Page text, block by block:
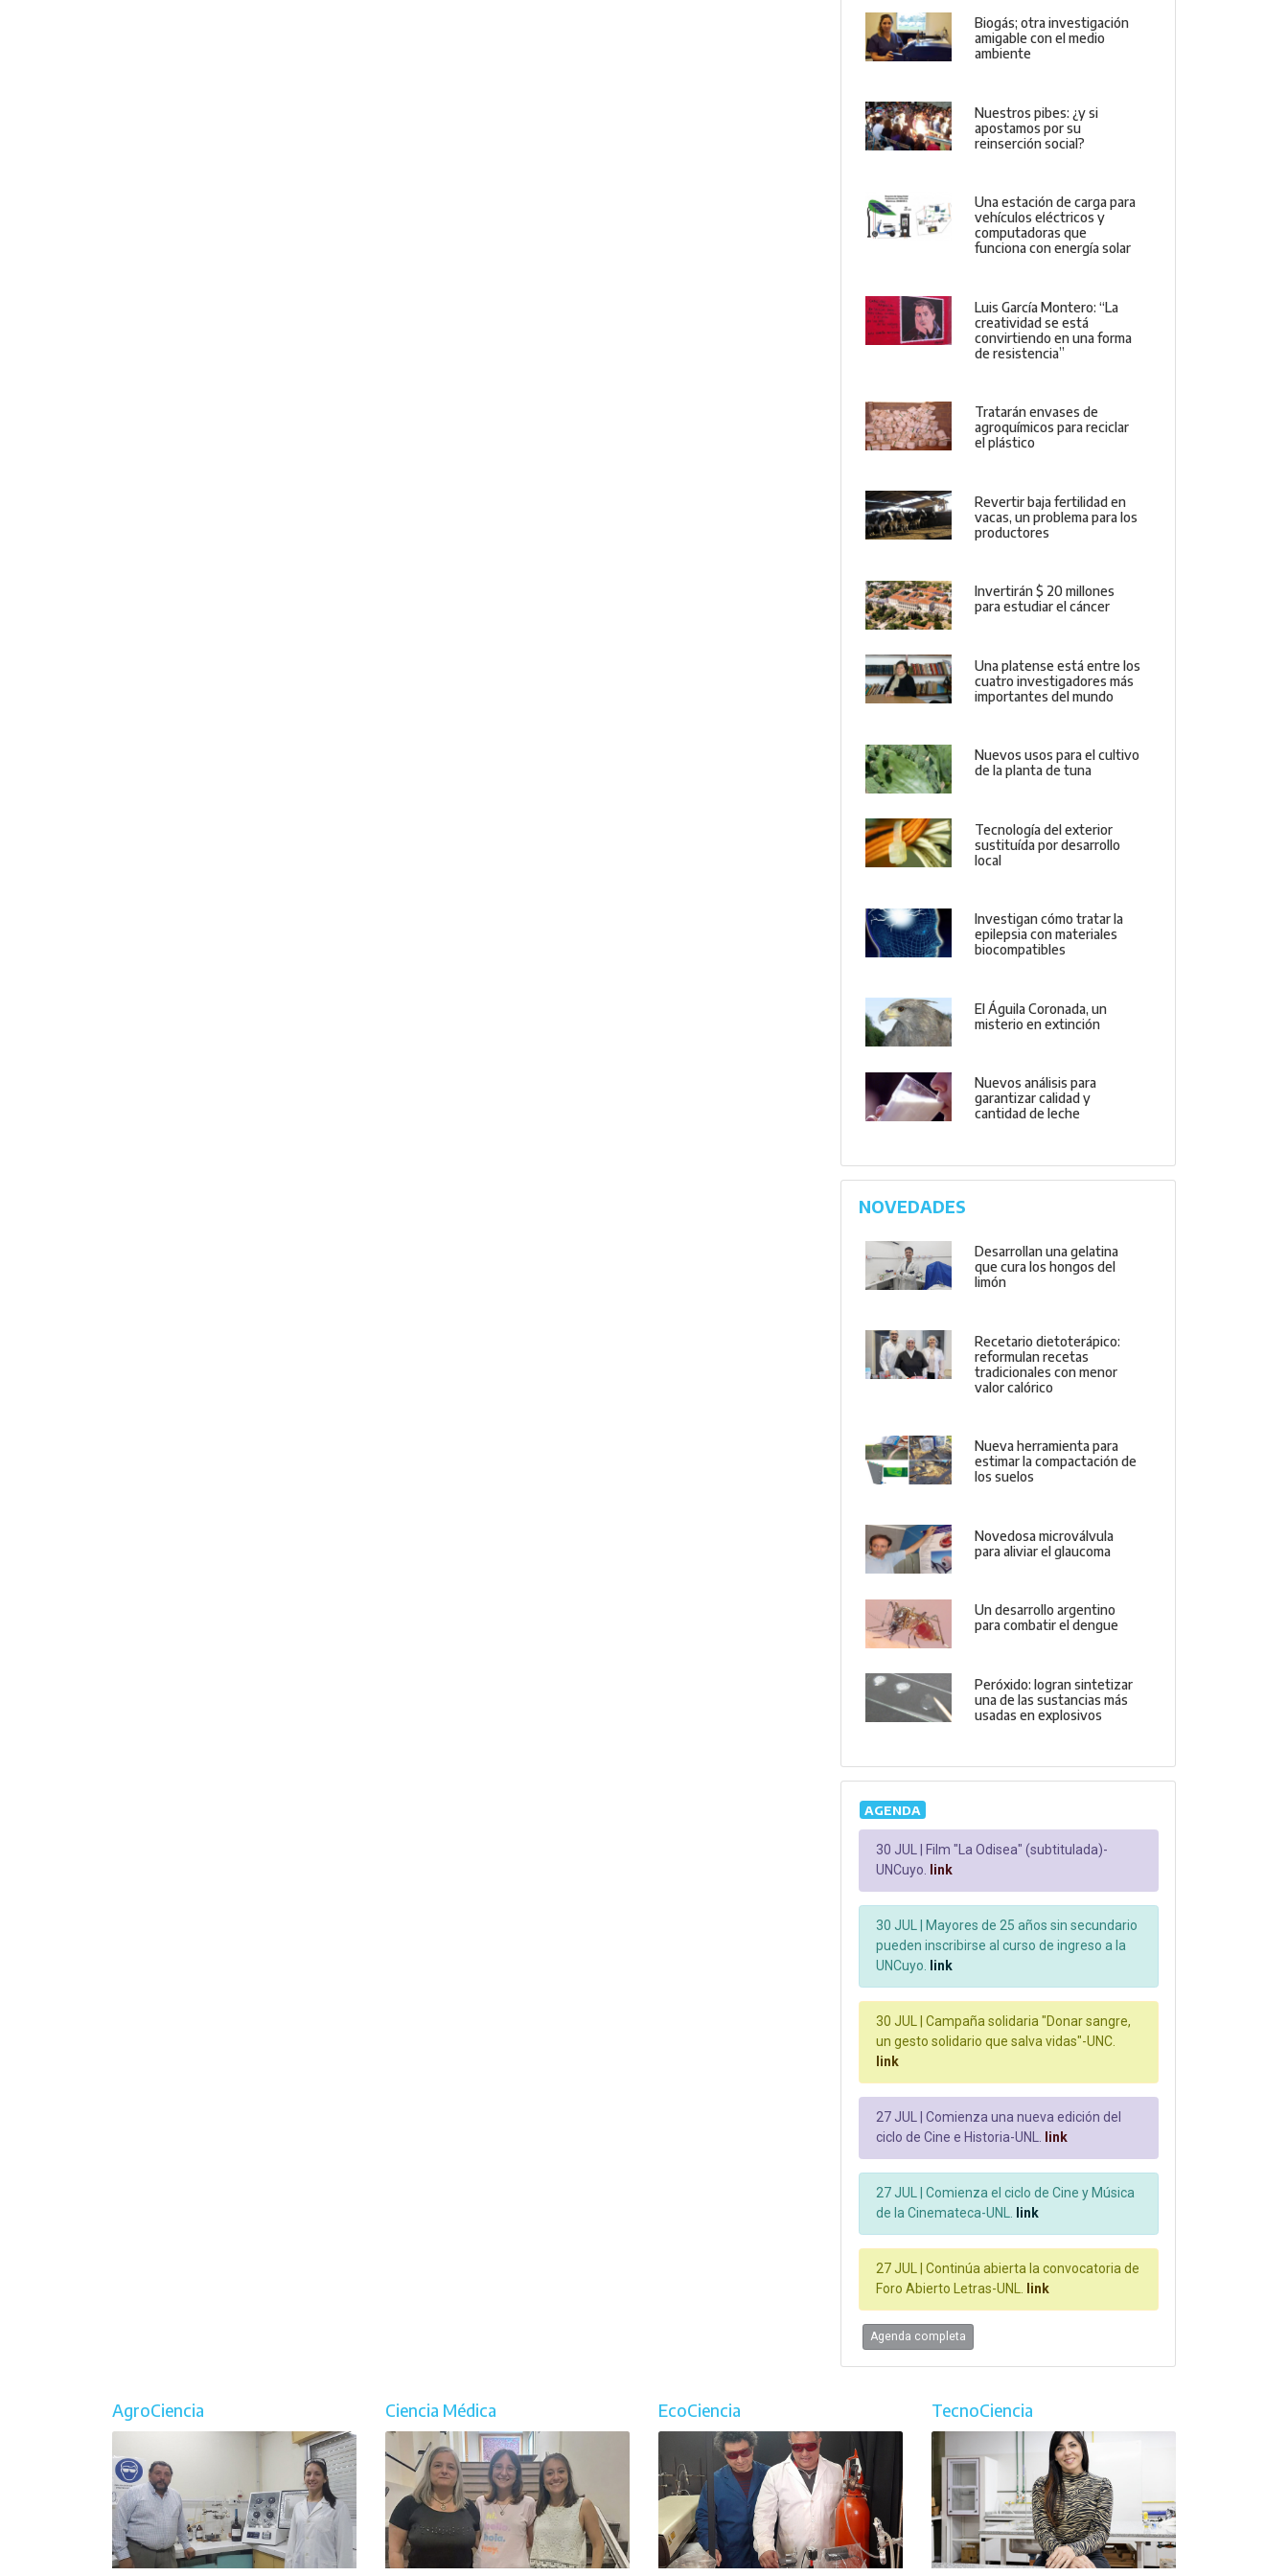
Biogás; otra investigación
amigable con el medio
ambiente
Nuestros pibes: ¿y si
apostamos por su
reinserción social?
Una estación de carga para
vehículos eléctricos y
computadoras que
funciona con energía solar
Luis García Montero: “La
creatividad se está
convirtiendo en una forma
de resistencia”
Tratarán envases de
agroquímicos para reciclar
el plástico
Revertir baja fertilidad en
vacas, un problema para los
productores
Invertirán $ 20 millones
para estudiar el cáncer
Una platense está entre los
cuatro investigadores más
importantes del mundo
Nuevos usos para el cultivo
de la planta de tuna
Tecnología del exterior
sustituída por desarrollo
local
Investigan cómo tratar la
epilepsia con materiales
biocompatibles
El Águila Coronada, un
misterio en extinción
Nuevos análisis para
garantizar calidad y
cantidad de leche
NOVEDADES
Desarrollan una gelatina
que cura los hongos del
limón
Recetario dietoterápico:
reformulan recetas
tradicionales con menor
valor calórico
Nueva herramienta para
estimar la compactación de
los suelos
Novedosa microválvula
para aliviar el glaucoma
Un desarrollo argentino
para combatir el dengue
Peróxido: logran sintetizar
una de las sustancias más
usadas en explosivos
AGENDA
30 JUL |
Film "La Odisea" (subtitulada)-
UNCuyo.
link
30 JUL |
Mayores de 25 años sin secundario
pueden inscribirse al curso de ingreso a la
UNCuyo.
link
30 JUL |
Campaña solidaria "Donar sangre,
un gesto solidario que salva vidas"-UNC.
link
27 JUL |
Comienza una nueva edición del
ciclo de Cine e Historia-UNL.
link
27 JUL |
Comienza el ciclo de Cine y Música
de la Cinemateca-UNL.
link
27 JUL |
Continúa abierta la convocatoria de
Foro Abierto Letras-UNL.
link
Agenda completa
AgroCiencia Ciencia Médica EcoCiencia TecnoCiencia